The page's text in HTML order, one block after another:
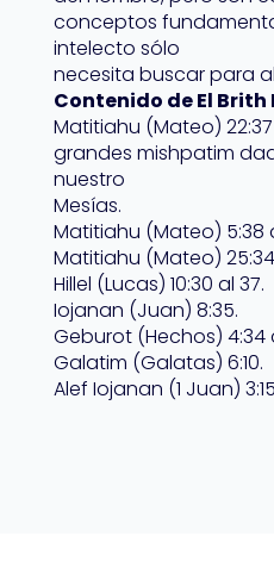
conceptos
intelecto sólo
necesita buscar para
Contenido de El Brith
Matitiahu (Mateo)
grandes mishpatim
nuestro
Mesías.
Matitiahu (Mateo) 5:38
Matitiahu (Mateo) 25:34
Hillel (Lucas) 10:30 al 37.
Iojanan (Juan) 8:35.
Geburot (Hechos) 4:34
Galatim (Galatas) 6:10.
Alef Iojanan (1 Juan)